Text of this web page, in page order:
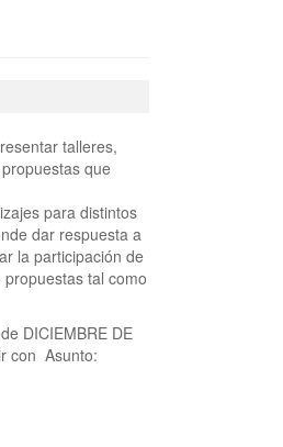
talleres,
que
para distintos
dar respuesta a
la participación de
tal como
DICIEMBRE DE
con Asunto: